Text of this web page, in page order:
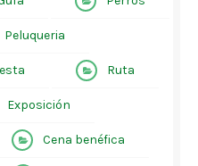
Peluqueria
Ruta
Exposición
Cena benéfica